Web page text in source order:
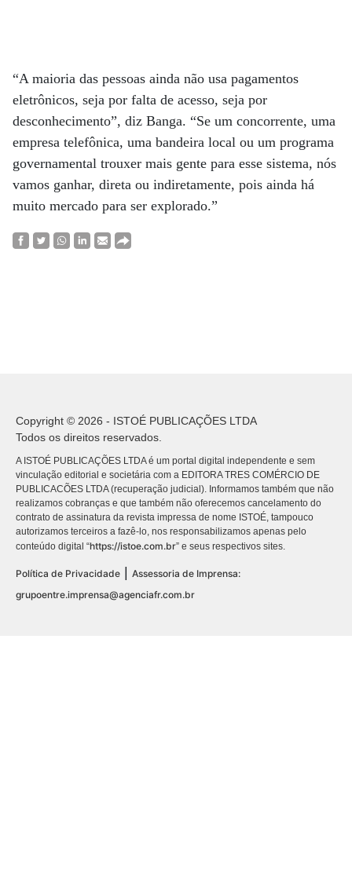
“A maioria das pessoas ainda não usa pagamentos
eletrônicos, seja por falta de acesso, seja por
desconhecimento”, diz Banga. “Se um concorrente, uma
empresa telefônica, uma bandeira local ou um programa
governamental trouxer mais gente para esse sistema, nós
vamos ganhar, direta ou indiretamente, pois ainda há
muito mercado para ser explorado.”
Copyright © 2026 - ISTOÉ PUBLICAÇÕES LTDA
Todos os direitos reservados.
A ISTOÉ PUBLICAÇÕES LTDA é um portal digital independente e sem
vinculação editorial e societária com a EDITORA TRES COMÉRCIO DE
PUBLICACÕES LTDA (recuperação judicial). Informamos também que não
realizamos cobranças e que também não oferecemos cancelamento do
contrato de assinatura da revista impressa de nome ISTOÉ, tampouco
autorizamos terceiros a fazê-lo, nos responsabilizamos apenas pelo
conteúdo digital “https://istoe.com.br” e seus respectivos sites.
Política de Privacidade | Assessoria de Imprensa:
grupoentre.imprensa@agenciafr.com.br